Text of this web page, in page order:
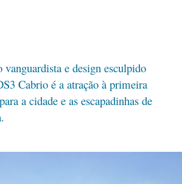
e design esculpido
Cabrio é a atração à primeira
a cidade e as escapadinhas de